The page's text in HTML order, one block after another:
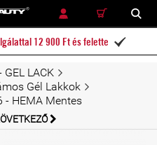
RÉSZLETES KERESÉS KERESÉS
12 900 Ft és felette 
GEL LACK
Gél Lakkok
- HEMA Mentes